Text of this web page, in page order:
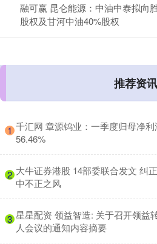
融可赢 昆仑能源：中油中泰拟向
股权及甘河中油40%股权
推荐资讯
1 千汇网 章源钨业：一季度归母净
56.46%
2 大牛证券港股 14部委联合发文 纠
中不正之风
3 星星配资 领益智造: 关于召开领益
人会议的通知内容摘要